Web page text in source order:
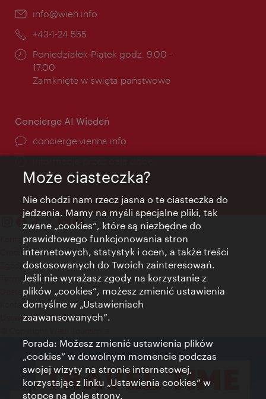
E-
info@wien.info
Telefon:
+43-1-24 555
Godziny
otwarcia:
Poniedziałek-Piątek godz. 9.00 -
17.00
Zamknięte w święta państwowe
Concierge AI Wiedeń
concierge.vienna.info
Kontakt
Credits
Zgoda na przetwarzanie danych osobowych
Terms of Use
Dostępność
Kontakt prasowy
Ustawienia cookies
Może ciasteczka?
Nie chodzi nam rzecz jasna o te ciasteczka do
jedzenia. Mamy na myśli specjalne pliki, tak
zwane „cookies”, które są niezbędne do
prawidłowego funkcjonowania stron
internetowych, statystyk i ocen, a także treści
dostosowanych do Twoich zainteresowań.
Jeśli nie wyrażasz zgody na korzystanie z
plików „cookies”, możesz zmienić ustawienia
domyślne w „Ustawieniach
zaawansowanych”.
Porada: Możesz zmienić ustawienia plików
„cookies” w dowolnym momencie podczas
swojej wizyty na stronie internetowej,
korzystając z linku „Ustawienia cookies” w
stopce na dole strony.